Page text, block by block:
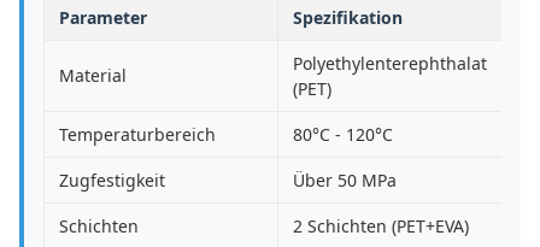
Parameter Spezifikation
Material
Polyethylenterephthalat
(PET)
Temperaturbereich
80°C - 120°C
Zugfestigkeit
Über 50 MPa
Schichten
2 Schichten (PET+EVA)